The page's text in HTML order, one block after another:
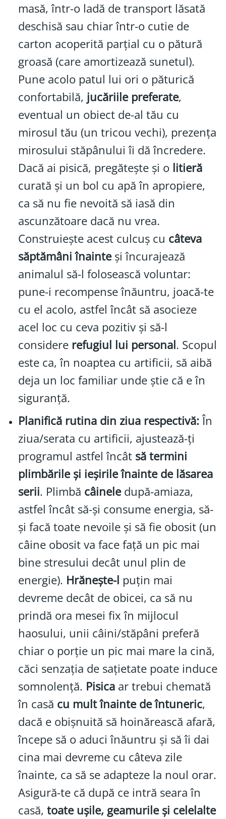
masă, într-o ladă de transport lăsată
deschisă sau chiar într-o cutie de
carton acoperită parțial cu o pătură
groasă (care amortizează sunetul).
Pune acolo patul lui ori o păturică
confortabilă, jucăriile preferate,
eventual un obiect de-al tău cu
mirosul tău (un tricou vechi), prezența
mirosului stăpânului îi dă încredere.
Dacă ai pisică, pregătește și o litieră
curată și un bol cu apă în apropiere,
ca să nu fie nevoită să iasă din
ascunzătoare dacă nu vrea.
Construiește acest culcuș cu câteva
săptămâni înainteși încurajează
animalul să-l folosească voluntar:
pune-i recompense înăuntru, joacă-te
cu el acolo, astfel încât să asocieze
acel loc cu ceva pozitiv și să-l
considere refugiul lui personal. Scopul
este ca, în noaptea cu artificii, să aibă
deja un loc familiar unde știe că e în
siguranță.
Planifică rutina din ziua respectivă:În
ziua/serata cu artificii, ajustează-ți
programul astfel încât să termini
plimbările și ieșirile înainte de lăsarea
serii. Plimbă câineledupă-amiaza,
astfel încât să-și consume energia, să-
și facă toate nevoile și să fie obosit (un
câine obosit va face față un pic mai
bine stresului decât unul plin de
energie). Hrănește-l puțin mai
devreme decât de obicei, ca să nu
prindă ora mesei fix în mijlocul
haosului, unii câini/stăpâni preferă
chiar o porție un pic mai mare la cină,
căci senzația de sațietate poate induce
somnolență. Pisicaar trebui chemată
în casă cu mult înainte de întuneric,
dacă e obișnuită să hoinărească afară,
începe să o aduci înăuntru și să îi dai
cina mai devreme cu câteva zile
înainte, ca să se adapteze la noul orar.
Asigură-te că după ce intră seara în
casă, toate ușile, geamurile și celelalte